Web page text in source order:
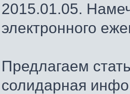
2015.01.05.
электронного
Предлагаем
солидарная